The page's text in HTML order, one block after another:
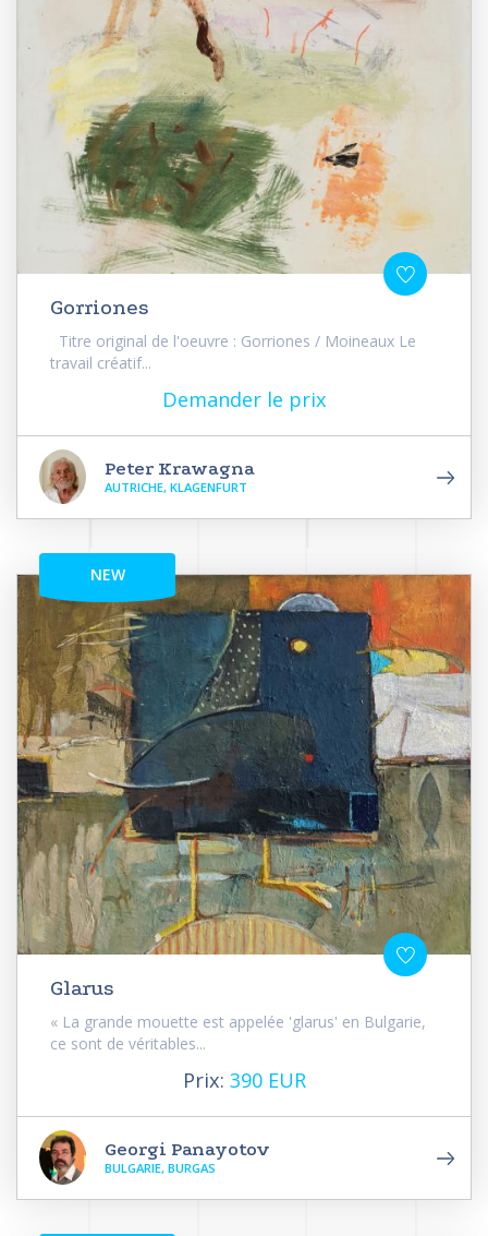
Gorriones
Titre original de l'oeuvre : Gorriones / Moineaux Le
travail créatif...
Demander le prix
Peter Krawagna
AUTRICHE, KLAGENFURT
NEW
Glarus
« La grande mouette est appelée 'glarus' en Bulgarie,
ce sont de véritables...
Prix: 390 EUR
Georgi Panayotov
BULGARIE, BURGAS